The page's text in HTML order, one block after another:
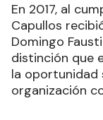
En 2017, al
Capullos
Domingo
distinción que
la oportunidad
organización